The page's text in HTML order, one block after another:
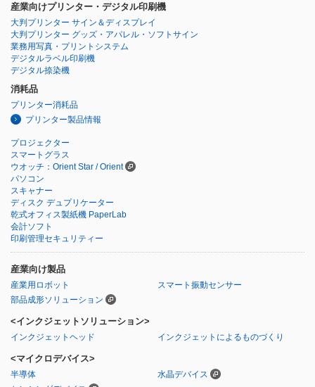
産業向けプリンター・デジタル印刷機
大判プリンター サイン＆ディスプレイ
大判プリンター グッズ・アパレル・ソフトサイン
業務用写真・プリントシステム
デジタルラベル印刷機
デジタル捺染機
消耗品
プリンター消耗品
プリンター製品情報
プロジェクター
スマートグラス
ウオッチ：Orient Star / Orient
パソコン
スキャナー
ディスク デュプリケーター
乾式オフィス製紙機 PaperLab
会計ソフト
印刷管理セキュリティー
産業向け製品
産業用ロボット
スマート振動センサー
部品成形ソリューション
<インクジェットソリューション>
インクジェットヘッド インクジェットによるものづくり
<マイクロデバイス>
半導体
水晶デバイス